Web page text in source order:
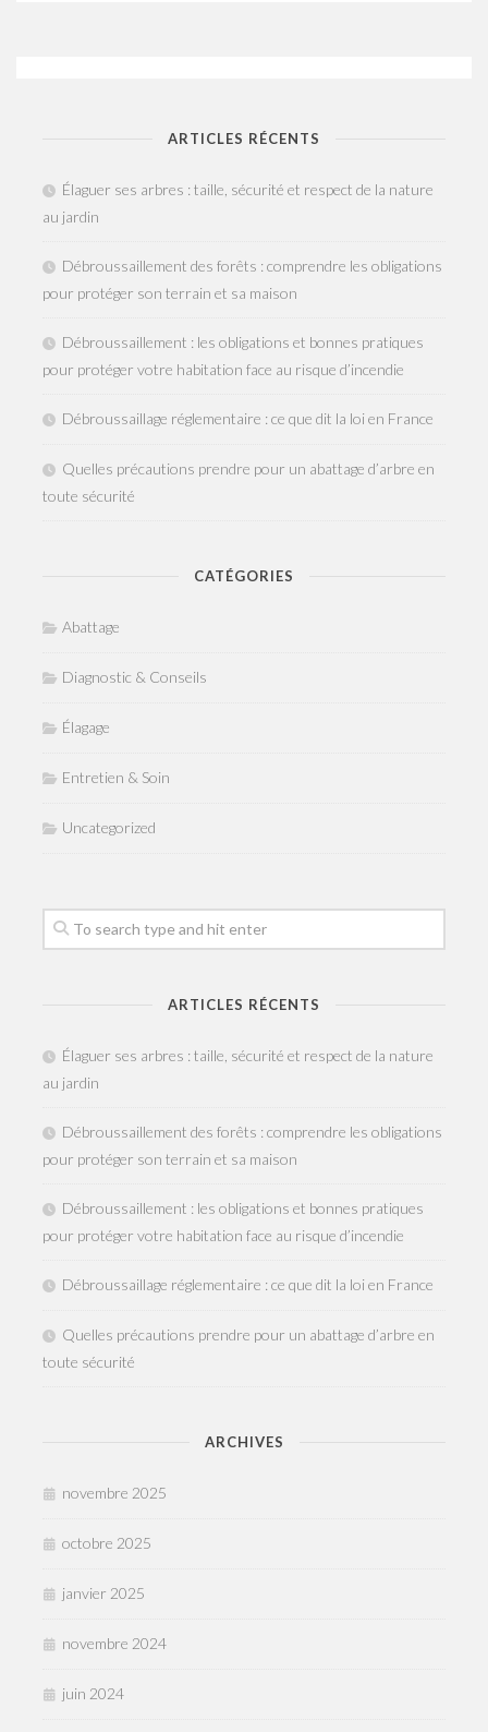
ARTICLES RÉCENTS
Élaguer ses arbres : taille, sécurité et respect de la nature
au jardin
Débroussaillement des forêts : comprendre les obligations
pour protéger son terrain et sa maison
Débroussaillement : les obligations et bonnes pratiques
pour protéger votre habitation face au risque d’incendie
Débroussaillage réglementaire : ce que dit la loi en France
Quelles précautions prendre pour un abattage d’arbre en
toute sécurité
CATÉGORIES
Abattage
Diagnostic & Conseils
Élagage
Entretien & Soin
Uncategorized
ARTICLES RÉCENTS
Élaguer ses arbres : taille, sécurité et respect de la nature
au jardin
Débroussaillement des forêts : comprendre les obligations
pour protéger son terrain et sa maison
Débroussaillement : les obligations et bonnes pratiques
pour protéger votre habitation face au risque d’incendie
Débroussaillage réglementaire : ce que dit la loi en France
Quelles précautions prendre pour un abattage d’arbre en
toute sécurité
ARCHIVES
novembre 2025
octobre 2025
janvier 2025
novembre 2024
juin 2024